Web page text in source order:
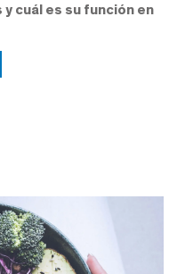
cuál es su función en